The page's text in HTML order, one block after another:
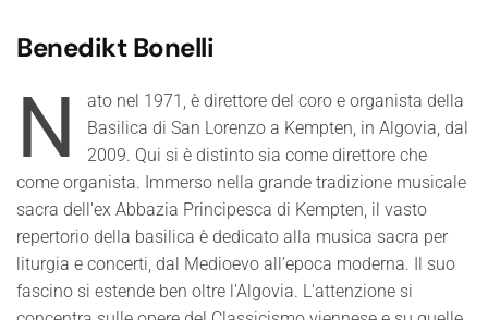
Benedikt Bonelli
N ato nel 1971, è direttore del coro e organista della
Basilica di San Lorenzo a Kempten, in Algovia, dal
2009. Qui si è distinto sia come direttore che
come organista. Immerso nella grande tradizione musicale
sacra dell'ex Abbazia Principesca di Kempten, il vasto
repertorio della basilica è dedicato alla musica sacra per
liturgia e concerti, dal Medioevo all’epoca moderna. Il suo
fascino si estende ben oltre l'Algovia. L'attenzione si